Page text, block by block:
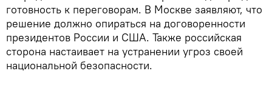
готовность к переговорам. В Москве заявляют, что
решение должно опираться на договоренности
президентов России и США. Также российская
сторона настаивает на устранении угроз своей
национальной безопасности.